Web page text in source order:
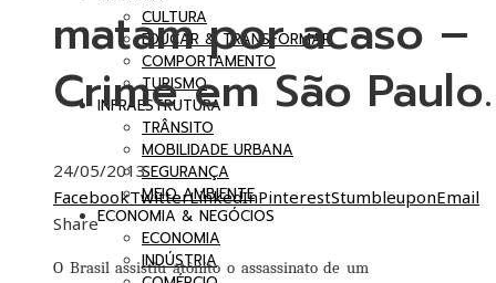
CULTURA
EDUCAR & TRANSFORMAR
COMPORTAMENTO
TURISMO
INFRAESTRUTURA
TRÂNSITO
MOBILIDADE URBANA
SEGURANÇA
MEIO AMBIENTE
ECONOMIA & NEGÓCIOS
ECONOMIA
INDÚSTRIA
matam por acaso –
Crime em São Paulo.
24/05/2013
FacebookTwitterLinkedInPinterestStumbleuponEmail
Share
O Brasil assistiu atônito o assassinato de um